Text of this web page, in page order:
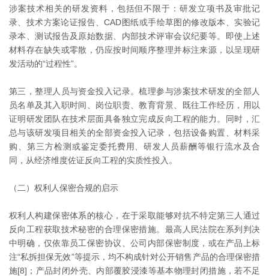
涉案技术相关的研发资料，包括但不限于：研发立项书及审批记
录、技术方案论证报告、CAD图纸或手绘草图的修改版本、实验记
录本、测试报告及原始数据、内部技术评审会议纪要等。即使上述
材料存在缺失或零散，仍应按时间顺序整理并标注来源，以呈现研
发活动的“过程性”。
第三，整理人员与资金投入记录。梳理参与涉案技术研发的全部人
员名单及其入职时间、岗位职责、教育背景、既往工作经历，用以
证明研发团队在技术层面具备独立完成反向工程的能力。同时，汇
总与该研发项目相关的全部资金投入记录，包括设备购置、材料采
购、第三方检测或鉴定委托费用、研发人员薪酬等银行流水及合
同，从经济维度佐证反向工程的实质性投入。
（二）权利人保密合规的启示
权利人构建保密体系的核心，在于采取能够对抗不特定第三人通过
反向工程获取技术秘密的合理保密措施。最高人民法院在系列判决
中明确，仅依靠员工保密协议、公司内部保密制度，或在产品上标
注“私拆担保无效”等提示，均不构成针对公开销售产品的合理保密措
施[8]；产品封闭外壳、内部覆胶浸漆等基本物理封闭措施，若不足